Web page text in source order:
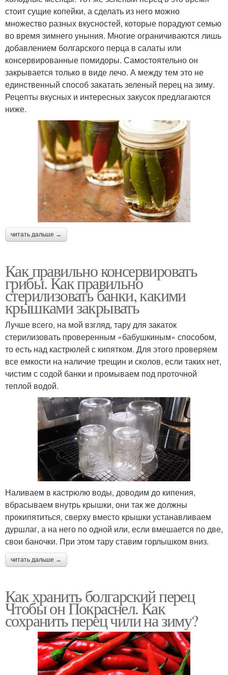
стоит сущие копейки, а сделать из него можно
множество разных вкусностей, которые порадуют семью
во время зимнего уныния. Многие ограничиваются лишь
добавлением болгарского перца в салаты или
консервированные помидоры. Самостоятельно он
закрывается только в виде лечо. А между тем это не
единственный способ закатать зеленый перец на зиму.
Рецепты вкусных и интересных закусок предлагаются
ниже.
читать дальше →
Как правильно консервировать
грибы. Как правильно
стерилизовать банки, какими
крышками закрывать
Лучше всего, на мой взгляд, тару для закаток
стерилизовать проверенным «бабушкиным» способом,
то есть над кастрюлей с кипятком. Для этого проверяем
все емкости на наличие трещин и сколов, если таких нет,
чистим с содой банки и промываем под проточной
теплой водой.
Наливаем в кастрюлю воды, доводим до кипения,
вбрасываем внутрь крышки, они так же должны
прокипятиться, сверху вместо крышки устанавливаем
дуршлаг, а на него по одной или, если вмешается по две,
свои баночки. При этом тару ставим горлышком вниз.
читать дальше →
Как хранить болгарский перец
Чтобы он Покраснел. Как
сохранить перец чили на зиму?